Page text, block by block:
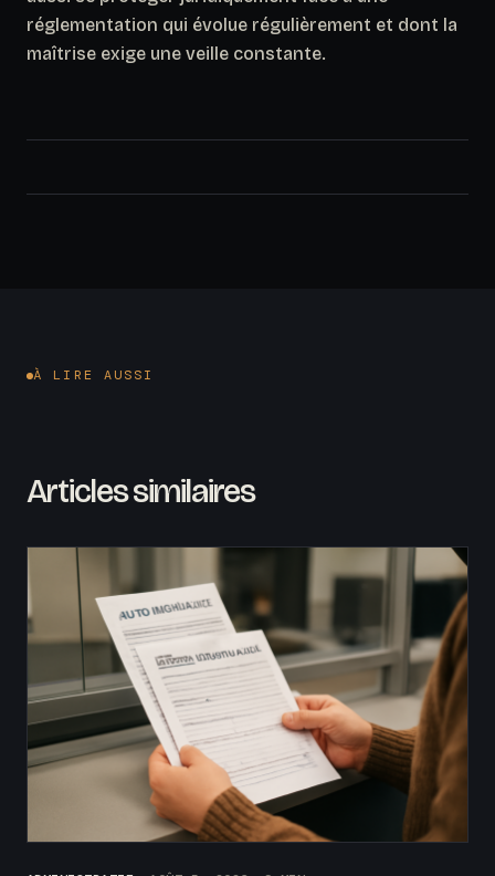
réglementation qui évolue régulièrement et dont la
maîtrise exige une veille constante.
À LIRE AUSSI
Articles similaires